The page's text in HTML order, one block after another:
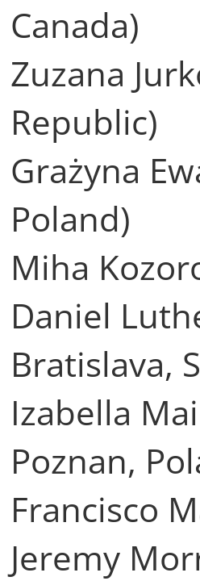
Canada)
Zuzana
Republic)
Grażyna
Poland)
Miha
Daniel
Bratislava,
Izabella
Poznan,
Francisco
Jeremy